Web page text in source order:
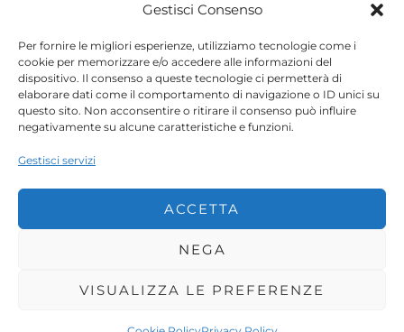
Gestisci Consenso
Per fornire le migliori esperienze, utilizziamo tecnologie come i
cookie per memorizzare e/o accedere alle informazioni del
dispositivo. Il consenso a queste tecnologie ci permetterà di
elaborare dati come il comportamento di navigazione o ID unici su
questo sito. Non acconsentire o ritirare il consenso può influire
negativamente su alcune caratteristiche e funzioni.
Gestisci servizi
ACCETTA
NEGA
VISUALIZZA LE PREFERENZE
Sede Legale: Via Argine Polcevera, 16D Scala A
CAP 16161 Genova (GE)
Capitale Sociale € 600.000,00 (i.v.)
Registro Imprese di Genova
Codice Fiscale e Partita IVA – 10483110010
R.E.A. Genova n. 459084